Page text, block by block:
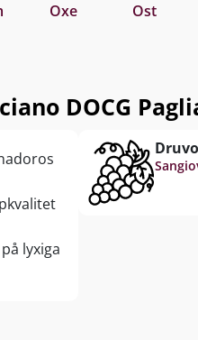
Oxe Ost
DOCG
lyxiga